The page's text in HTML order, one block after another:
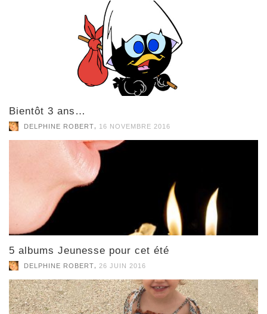
Bientôt 3 ans…
DELPHINE ROBERT 16 NOVEMBRE 2016
5 albums Jeunesse pour cet été
DELPHINE ROBERT 26 JUIN 2016